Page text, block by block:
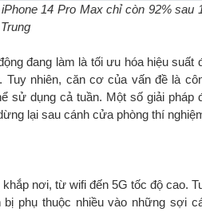
14 Pro Max chỉ còn 92% sau
đang làm là tối ưu hóa hiệu suất
Tuy nhiên, căn cơ của vấn đề là
sử dụng cả tuần. Một số giải pháp
lại sau cánh cửa phòng thí
nơi, từ wifi đến 5G tốc độ cao.
bị phụ thuộc nhiều vào những sợi